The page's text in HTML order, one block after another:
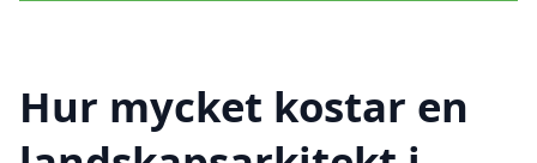
Hur mycket kostar en